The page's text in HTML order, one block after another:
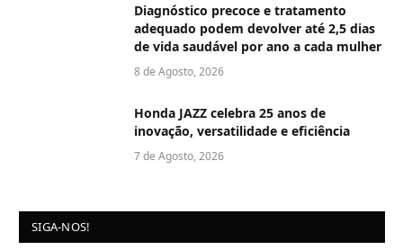
Diagnóstico precoce e tratamento
adequado podem devolver até 2,5 dias
de vida saudável por ano a cada mulher
8 de Agosto, 2026
Honda JAZZ celebra 25 anos de
inovação, versatilidade e eficiência
7 de Agosto, 2026
SIGA-NOS!